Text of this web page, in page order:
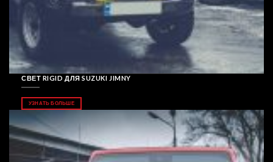
СВЕТ RIGID ДЛЯ SUZUKI JIMNY
УЗНАТЬ БОЛЬШЕ